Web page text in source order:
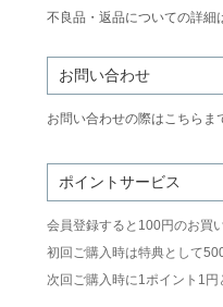
不良品・返品についての詳細
お問い合わせ
お問い合わせの際はこちらま
ポイントサービス
会員登録すると100円のお買
初回ご購入時は特典として
次回ご購入時に1ポイント1円